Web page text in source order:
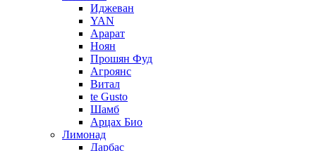
Иджеван
YAN
Арарат
Ноян
Прошян Фуд
Агроянс
Витал
te Gusto
Шамб
Арцах Био
Лимонад
Дарбас